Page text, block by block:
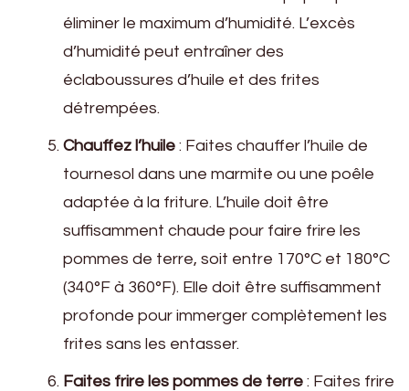
éliminer le maximum d’humidité. L’excès
d’humidité peut entraîner des
éclaboussures d’huile et des frites
détrempées.
Chauffez l’huile : Faites chauffer l’huile de
tournesol dans une marmite ou une poêle
adaptée à la friture. L’huile doit être
suffisamment chaude pour faire frire les
pommes de terre, soit entre 170°C et 180°C
(340°F à 360°F). Elle doit être suffisamment
profonde pour immerger complètement les
frites sans les entasser.
Faites frire les pommes de terre : Faites frire